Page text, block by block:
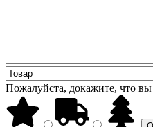
Пожалуйста, докажите, что